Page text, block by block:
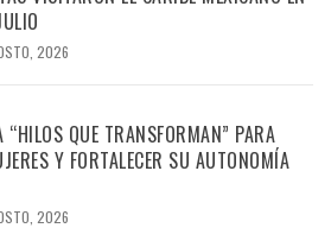
2026
“HILOS QUE TRANSFORMAN” PARA
Y FORTALECER SU AUTONOMÍA
2026